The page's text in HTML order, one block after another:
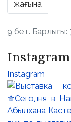
жағына
9 бет. Барлығы:
Instagram
Instagram